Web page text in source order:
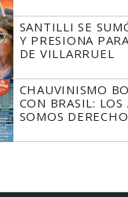
SANTILLI SE
Y PRESIONA
DE VILLARRUEL
CHAUVINISMO
CON BRASIL: LOS
SOMOS